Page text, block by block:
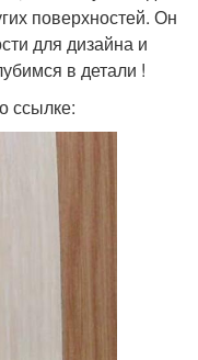
поверхностей. Он
для дизайна и
в детали !
ссылке: